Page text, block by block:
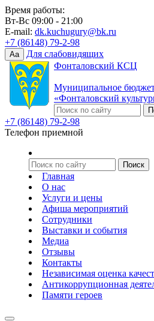
Время работы:
Вт-Вс 09:00 - 21:00
E-mail: dk.kuchugury@bk.ru
+7 (86148) 79-2-98
Aa
Для слабовидящих
Фонталовский КСЦ
Муниципальное
«Фонталовский
+7 (86148) 79-2-98
Телефон приемной
Главная
О нас
Услуги и цены
Афиша мероприятий
Сотрудники
Выставки и события
Медиа
Отзывы
Контакты
Независимая оценка
Антикоррупционная
Памяти героев